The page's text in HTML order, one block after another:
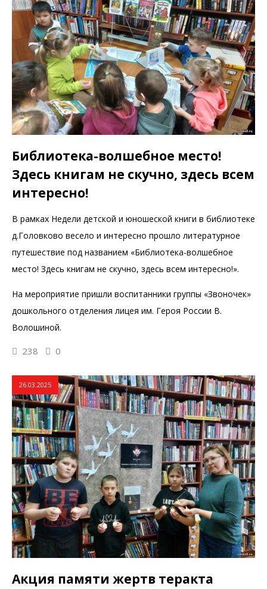
Библиотека-волшебное место!
Здесь книгам не скучно, здесь всем
интересно!
В рамках Недели детской и юношеской книги в библиотеке
д.Головково весело и интересно прошло литературное
путешествие под названием «Библиотека-волшебное
место! Здесь книгам не скучно, здесь всем интересно!».
На мероприятие пришли воспитанники группы «Звоночек»
дошкольного отделения лицея им. Героя России В.
Волошиной.
238 0
26.03.2025
Акция памяти жертв теракта